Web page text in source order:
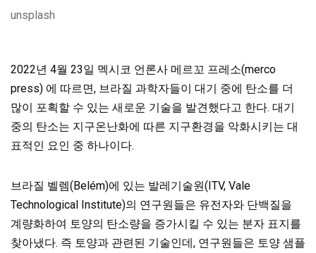
unsplash
2022년 4월 23일 멕시코 언론사 메르꼬 프레소(merco
press) 에 따르면, 브라질 과학자들이 대기 중에 탄소를 더
많이 포획할 수 있는 새로운 기술을 발견했다고 한다. 대기
중의 탄소는 지구온난화에 따른 지구환경을 악화시키는 대
표적인 요인 중 하나이다.
브라질 벨렘(Belém)에 있는 발레기술원(ITV, Vale
Technological Institute)의 연구원들은 유전자와 단백질을
계량화하여 토양의 탄소량을 증가시킬 수 있는 분자 표지를
찾아냈다. 즉 토양과 관련된 기술인데, 연구원들은 토양 샘플